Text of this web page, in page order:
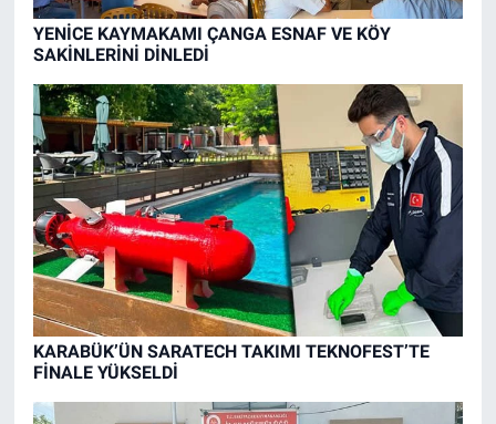
YENİCE KAYMAKAMI ÇANGA ESNAF VE KÖY
SAKİNLERİNİ DİNLEDİ
KARABÜK’ÜN SARATECH TAKIMI TEKNOFEST’TE
FİNALE YÜKSELDİ